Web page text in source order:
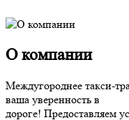
О компании
Междугороднее такси-
ваша уверенность в
дороге! Предоставляем